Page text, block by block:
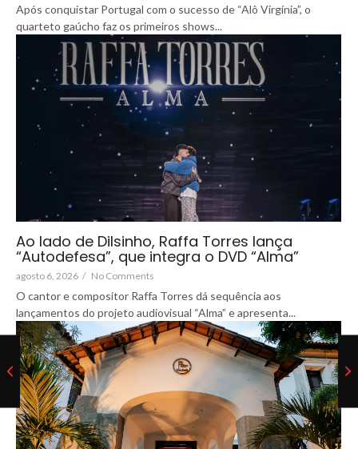
Após conquistar Portugal com o sucesso de “Alô Virgínia”, o
quarteto gaúcho faz os primeiros shows...
Ao lado de Dilsinho, Raffa Torres lança
“Autodefesa”, que integra o DVD “Alma”
agosto 6, 2026 / No Comments
O cantor e compositor Raffa Torres dá sequência aos
lançamentos do projeto audiovisual “Alma” e apresenta...